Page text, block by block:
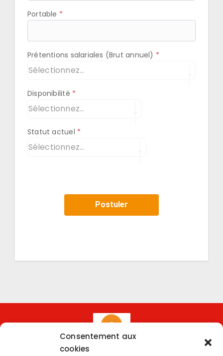
Consentement aux
cookies
Portable
Prétentions salariales (Brut annuel)
Sélectionnez...
Disponibilité
Sélectionnez...
Statut actuel
Sélectionnez...